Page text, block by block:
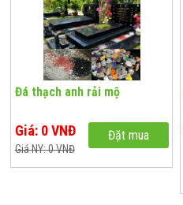
Đá thạch anh rải mộ
Giá: 0 VNĐ
Giá NY: 0 VNĐ
Đặt mua